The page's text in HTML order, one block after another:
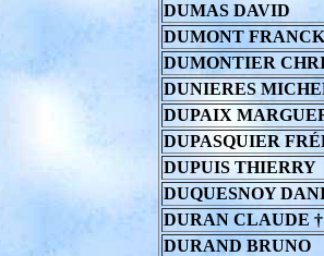
DUMAS DAVID
DUMONT FRANCK
DUMONTIER
DUNIERES
DUPAIX
DUPASQUIER
DUPUIS THIERRY
DUQUESNOY
DURAN CLAUDE †
DURAND BRUNO